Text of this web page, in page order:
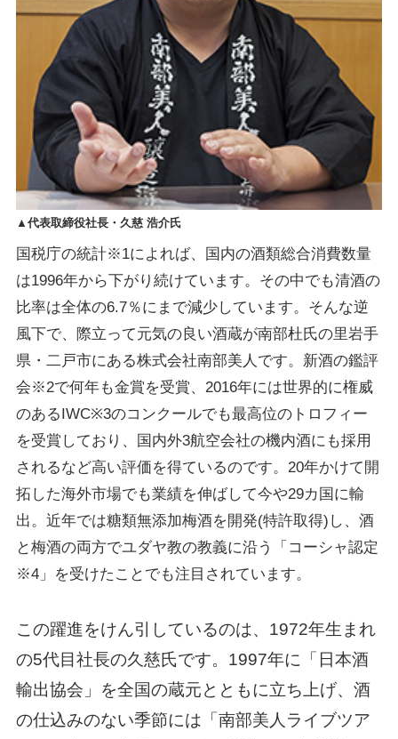
▲代表取締役社長・久慈 浩介氏
国税庁の統計※1によれば、国内の酒類総合消費数量
は1996年から下がり続けています。その中でも清酒の
比率は全体の6.7％にまで減少しています。そんな逆
風下で、際立って元気の良い酒蔵が南部杜氏の里岩手
県・二戸市にある株式会社南部美人です。新酒の鑑評
会※2で何年も金賞を受賞、2016年には世界的に権威
のあるIWC※3のコンクールでも最高位のトロフィー
を受賞しており、国内外3航空会社の機内酒にも採用
されるなど高い評価を得ているのです。20年かけて開
拓した海外市場でも業績を伸ばして今や29カ国に輸
出。近年では糖類無添加梅酒を開発(特許取得)し、酒
と梅酒の両方でユダヤ教の教義に沿う「コーシャ認定
※4」を受けたことでも注目されています。
この躍進をけん引しているのは、1972年生まれ
の5代目社長の久慈氏です。1997年に「日本酒
輸出協会」を全国の蔵元とともに立ち上げ、酒
の仕込みのない季節には「南部美人ライブツア